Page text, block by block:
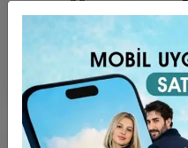
Hızlı Gönderi Güvenli